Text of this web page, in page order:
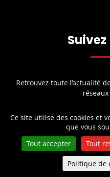
Ce site utilise des cookies et
que vous
Tout accepter
Tout
Politique de
Suivez
Retrouvez toute l’actualité
on
Share
on
Facebook
Queue-Fair